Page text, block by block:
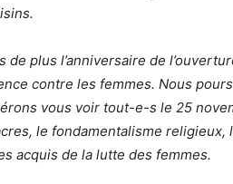
plus l’anniversaire de
contre les femmes. Nous
vous voir tout-e-s le 25
le fondamentalisme religieux,
acquis de la lutte des femmes.